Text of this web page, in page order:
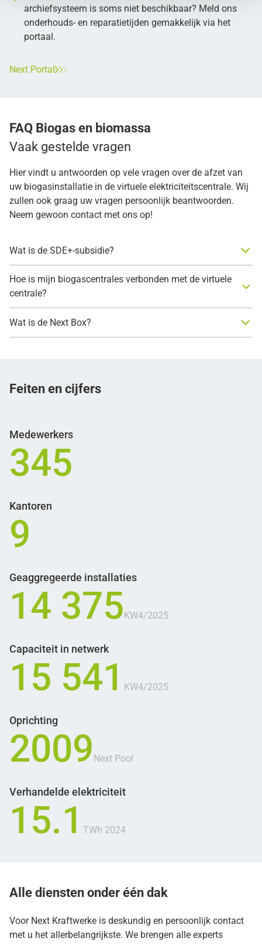
archiefsysteem is soms niet beschikbaar? Meld ons
onderhouds- en reparatietijden gemakkelijk via het
portaal.
Next Portal
FAQ Biogas en biomassa
Vaak gestelde vragen
Hier vindt u antwoorden op vele vragen over de afzet van
uw biogasinstallatie in de virtuele elektriciteitscentrale. Wij
zullen ook graag uw vragen persoonlijk beantwoorden.
Neem gewoon contact met ons op!
Wat is de SDE+-subsidie?
Hoe is mijn biogascentrales verbonden met de virtuele
centrale?
Wat is de Next Box?
Feiten en cijfers
Medewerkers
345
Kantoren
9
Geaggregeerde installaties
14 375 KW4/2025
Capaciteit in netwerk
15 541 KW4/2025
Oprichting
2009 Next Pool
Verhandelde elektriciteit
15.1 TWh 2024
Alle diensten onder één dak
Voor Next Kraftwerke is deskundig en persoonlijk contact
met u het allerbelangrijkste. We brengen alle experts